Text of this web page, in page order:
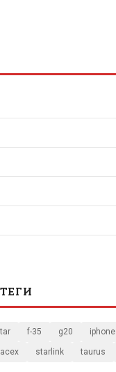
f-35 g20 iphone
starlink taurus